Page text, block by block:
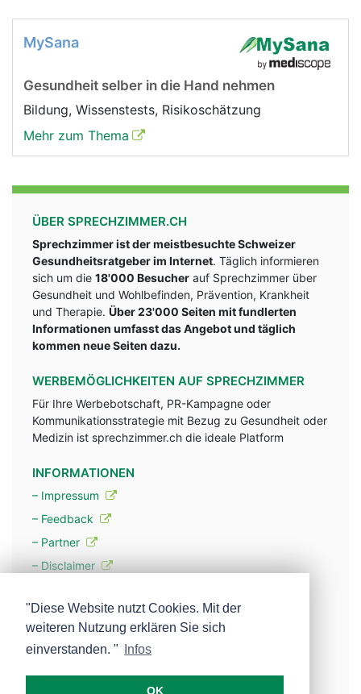
MySana
Gesundheit selber in die Hand nehmen
Bildung, Wissenstests, Risikoschätzung
Mehr zum Thema
ÜBER SPRECHZIMMER.CH
Sprechzimmer ist der meistbesuchte Schweizer
Gesundheitsratgeber im Internet. Täglich informieren
sich um die 18'000 Besucher auf Sprechzimmer über
Gesundheit und Wohlbefinden, Prävention, Krankheit
und Therapie. Über 23'000 Seiten mit fundlerten
Informationen umfasst das Angebot und täglich
kommen neue Seiten dazu.
WERBEMÖGLICHKEITEN AUF SPRECHZIMMER
Für Ihre Werbebotschaft, PR-Kampagne oder
Kommunikationsstrategie mit Bezug zu Gesundheit oder
Medizin ist sprechzimmer.ch die ideale Platform
INFORMATIONEN
– Impressum
– Feedback
– Partner
– Disclaimer
– Werbung
– Mehr über unsere Experten
"Diese Website nutzt Cookies. Mit der
weiteren Nutzung erklären Sie sich
einverstanden. "
Infos
OK